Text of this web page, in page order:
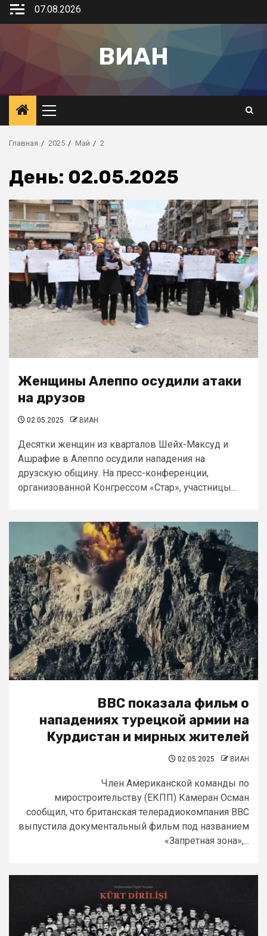
07.08.2026
ВИАН
Главная 2025 Май 2
День: 02.05.2025
Женщины Алеппо осудили атаки
на друзов
02.05.2025 ВИАН
Десятки женщин из кварталов Шейх-Максуд и
Ашрафие в Алеппо осудили нападения на
друзскую общину. На пресс-конференции,
организованной Конгрессом «Стар», участницы...
BBC показала фильм о
нападениях турецкой армии на
Курдистан и мирных жителей
02.05.2025 ВИАН
Член Американской команды по
миростроительству (ЕКПП) Камеран Осман
сообщил, что британская телерадиокомпания BBC
выпустила документальный фильм под названием
«Запретная зона»,...